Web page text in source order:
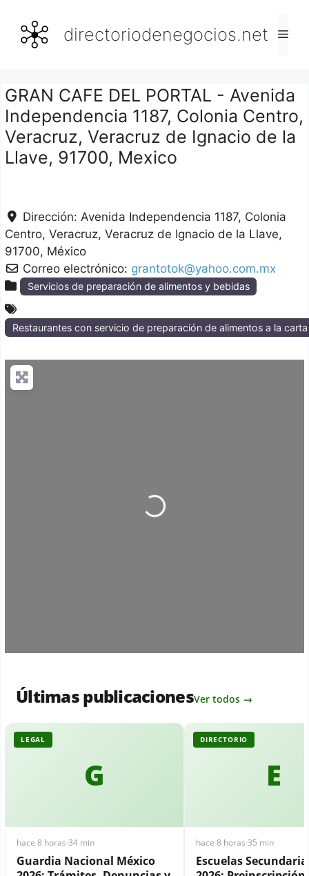
contenido
directoriodenegocios.net
GRAN CAFE DEL PORTAL - Avenida
Independencia 1187, Colonia Centro,
Veracruz, Veracruz de Ignacio de la
Llave, 91700, Mexico
Dirección:Avenida Independencia 1187, Colonia
Centro Veracruz Veracruz de Ignacio de la Llave
91700 México
Correo electrónico: grantotok@yahoo.com.mx
Servicios de preparación de alimentos y bebidas
Restaurantes con servicio de preparación de alimentos a la
Loading...
Últimas publicacionesVer todos →
G
LEGAL
hace 8 horas·34 min
Guardia Nacional México
E
DIRECTORIO
hace 8 horas·35 min
Escuelas